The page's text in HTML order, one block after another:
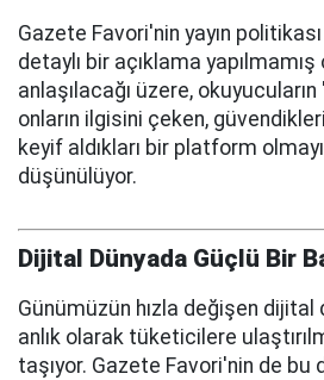
Gazete Favori'nin yayın
detaylı bir açıklama
anlaşılacağı üzere,
onların ilgisini çeken,
keyif aldıkları bir platform
düşünülüyor.
Dijital Dünyada Güçlü Bir
Günümüzün hızla değişen dijital
anlık olarak tüketicilere
taşıyor. Gazete Favori'nin de bu